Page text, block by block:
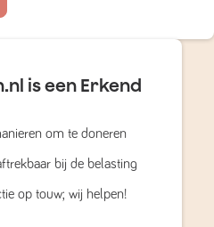
is een Erkend
om te doneren
bij de belasting
op touw; wij helpen!